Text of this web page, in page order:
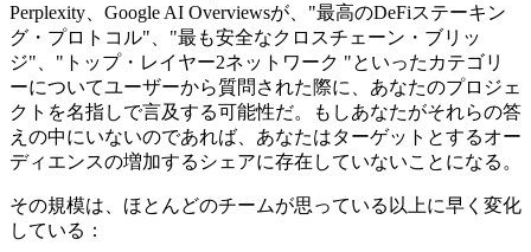
Perplexity、Google AI Overviewsが、"最高のDeFiステーキン
グ・プロトコル"、"最も安全なクロスチェーン・ブリッ
ジ"、"トップ・レイヤー2ネットワーク "といったカテゴリ
ーについてユーザーから質問された際に、あなたのプロジェ
クトを名指しで言及する可能性だ。もしあなたがそれらの答
えの中にいないのであれば、あなたはターゲットとするオー
ディエンスの増加するシェアに存在していないことになる。
その規模は、ほとんどのチームが思っている以上に早く変化
している：